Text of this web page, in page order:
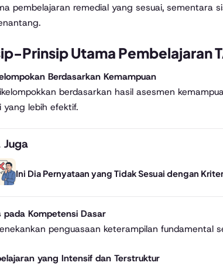
pembelajaran remedial yang sesuai, sementara
Prinsip Utama Pembelajaran
Berdasarkan Kemampuan
berdasarkan hasil asesmen
yang lebih efektif.
Juga
Ini Dia Pernyataan yang Tidak Sesuai dengan
pada Kompetensi Dasar
penguasaan keterampilan fundamental
yang Intensif dan Terstruktur